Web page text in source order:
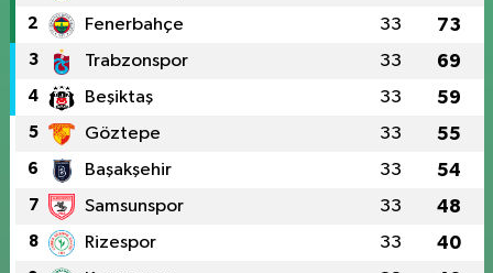
2 Fenerbahçe 33 73
3 Trabzonspor 33 69
4 Beşiktaş 33 59
5 Göztepe 33 55
6 Başakşehir 33 54
7 Samsunspor 33 48
8 Rizespor 33 40